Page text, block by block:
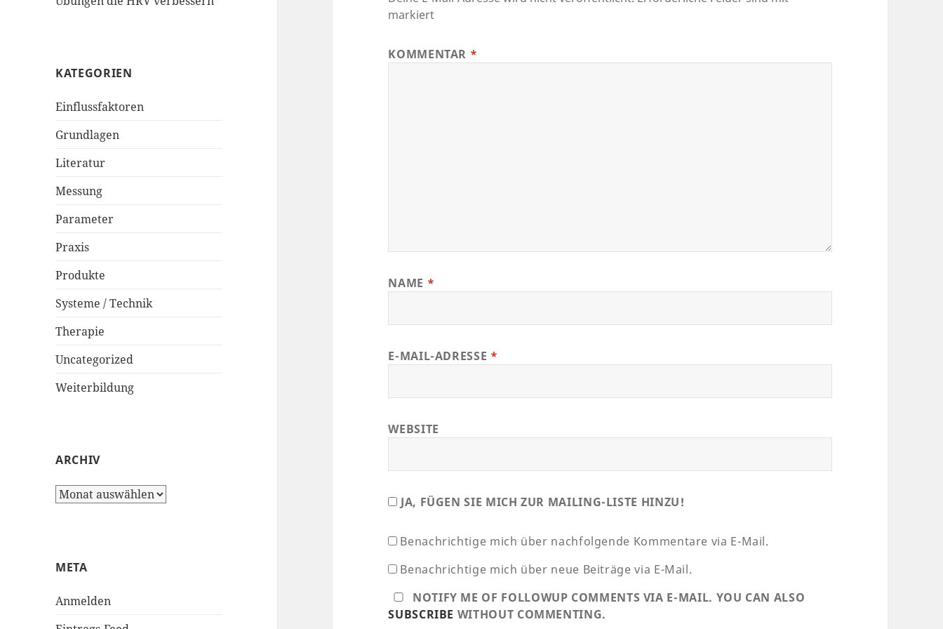
KATEGORIEN
Einflussfaktoren
Grundlagen
Literatur
Messung
Parameter
Praxis
Produkte
Systeme / Technik
Therapie
Uncategorized
Weiterbildung
ARCHIV
Archiv
META
Anmelden
markiert
KOMMENTAR *
NAME *
E-MAIL-ADRESSE *
WEBSITE
JA, FÜGEN SIE MICH ZUR MAILING-LISTE HINZU!
Benachrichtige mich über nachfolgende Kommentare via E-Mail.
Benachrichtige mich über neue Beiträge via E-Mail.
NOTIFY ME OF FOLLOWUP COMMENTS VIA E-MAIL. YOU CAN ALSO
SUBSCRIBE WITHOUT COMMENTING.